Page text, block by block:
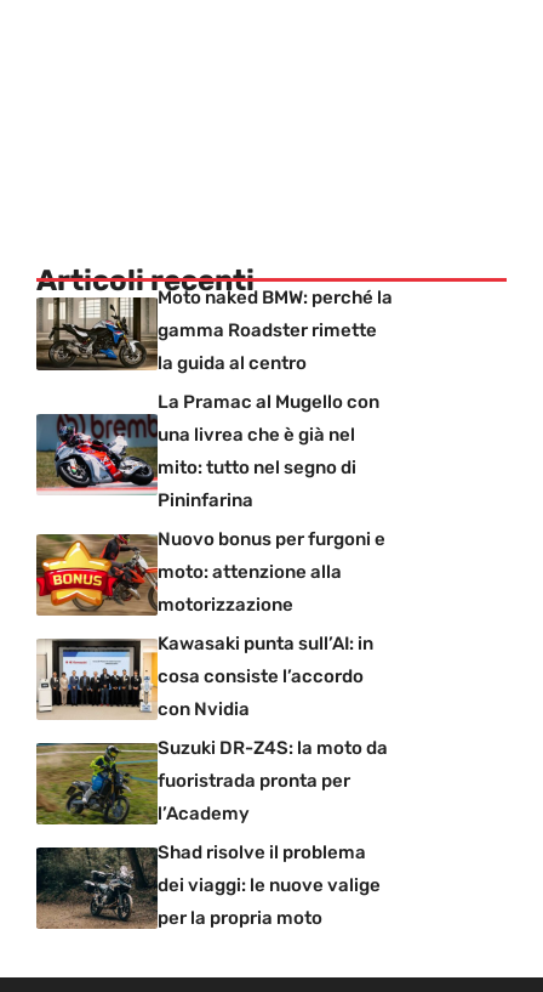
Articoli recentiMoto naked BMW: perché la
gamma Roadster rimette
la guida al centro
La Pramac al Mugello con
una livrea che è già nel
mito: tutto nel segno di
Pininfarina
Nuovo bonus per furgoni e
moto: attenzione alla
motorizzazione
Kawasaki punta sull’AI: in
cosa consiste l’accordo
con Nvidia
Suzuki DR-Z4S: la moto da
fuoristrada pronta per
l’Academy
Shad risolve il problema
dei viaggi: le nuove valige
per la propria moto